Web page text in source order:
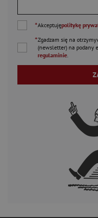
*Akceptujępolitykę
*Zgadzam się na
(newsletter) na podany
regulaminie